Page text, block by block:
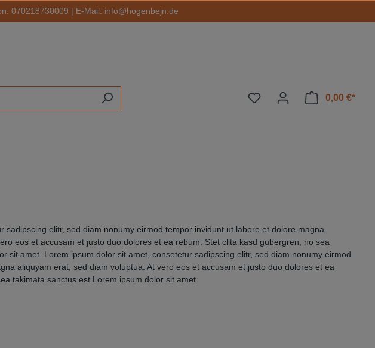
070218730009 | E-Mail: info@hogenbejn.de
0,00 €*
sadipscing elitr, sed diam nonumy eirmod tempor invidunt ut labore et dolore magna
eos et accusam et justo duo dolores et ea rebum. Stet clita kasd gubergren, no sea
sit amet. Lorem ipsum dolor sit amet, consetetur sadipscing elitr, sed diam nonumy eirmod
aliquyam erat, sed diam voluptua. At vero eos et accusam et justo duo dolores et ea
takimata sanctus est Lorem ipsum dolor sit amet.